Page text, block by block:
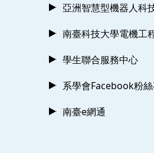
亞洲智慧型機器人科
南臺科技大學電機工
學生聯合服務中心
系學會Facebook粉
南臺e網通